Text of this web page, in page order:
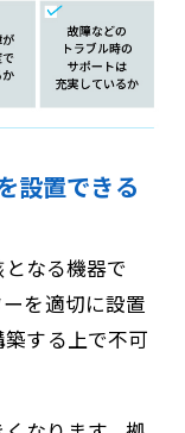
設置できる
なる機器で
を適切に設置
する上で不可